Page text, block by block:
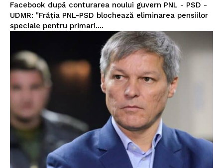
Facebook după conturarea noului guvern PNL - PSD -
UDMR: "Frăția PNL-PSD blochează eliminarea pensiilor
speciale pentru primari....